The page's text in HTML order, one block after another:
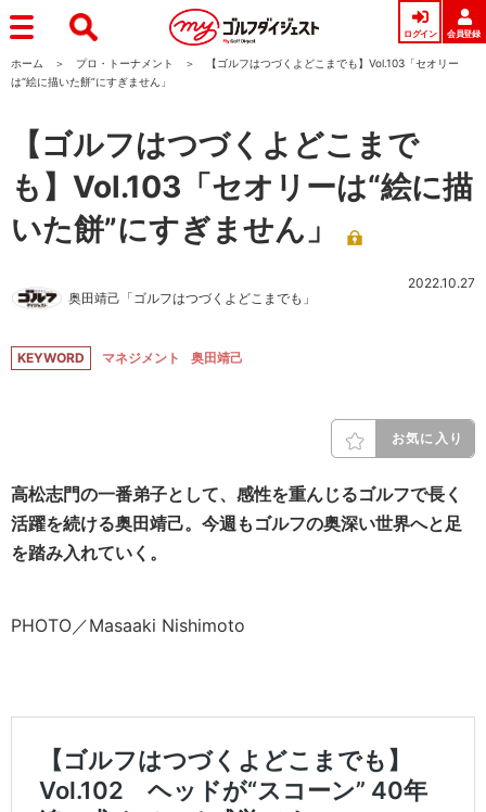
ログイン 会員登録
ホーム プロ・トーナメント
【ゴルフはつづくよどこまでも】Vol.103「セオリー
は“絵に描いた餅”にすぎません」
【ゴルフはつづくよどこまで
も】Vol.103「セオリーは“絵に描
いた餅”にすぎません」
奥田靖己「ゴルフはつづくよどこまでも」
2022.10.27
KEYWORD マネジメント 奥田靖己
お気に入り
高松志門の一番弟子として、感性を重んじるゴルフで長く
活躍を続ける奥田靖己。今週もゴルフの奥深い世界へと足
を踏み入れていく。
PHOTO／Masaaki Nishimoto